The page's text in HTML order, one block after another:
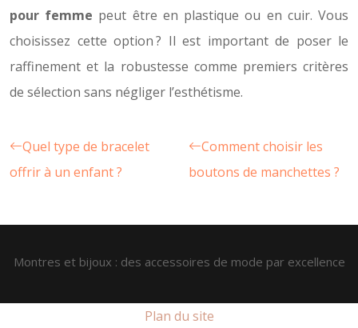
pour femme peut être en plastique ou en cuir. Vous
choisissez cette option ? Il est important de poser le
raffinement et la robustesse comme premiers critères
de sélection sans négliger l’esthétisme.
Quel type de bracelet
offrir à un enfant ?
Comment choisir les
boutons de manchettes ?
Montres et bijoux : des accessoires de mode par excellence
Plan du site